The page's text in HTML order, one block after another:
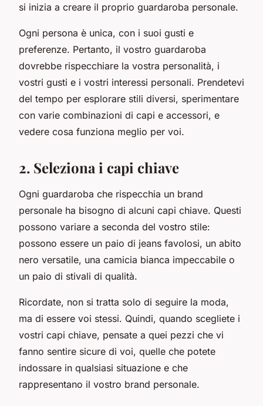
si inizia a creare il proprio guardaroba personale.
Ogni persona è unica, con i suoi gusti e
preferenze. Pertanto, il vostro guardaroba
dovrebbe rispecchiare la vostra personalità, i
vostri gusti e i vostri interessi personali. Prendetevi
del tempo per esplorare stili diversi, sperimentare
con varie combinazioni di capi e accessori, e
vedere cosa funziona meglio per voi.
2. Seleziona i capi chiave
Ogni guardaroba che rispecchia un brand
personale ha bisogno di alcuni capi chiave. Questi
possono variare a seconda del vostro stile:
possono essere un paio di jeans favolosi, un abito
nero versatile, una camicia bianca impeccabile o
un paio di stivali di qualità.
Ricordate, non si tratta solo di seguire la moda,
ma di essere voi stessi. Quindi, quando scegliete i
vostri capi chiave, pensate a quei pezzi che vi
fanno sentire sicure di voi, quelle che potete
indossare in qualsiasi situazione e che
rappresentano il vostro brand personale.